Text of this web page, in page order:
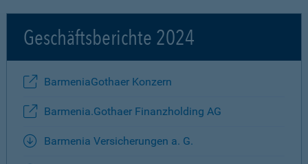
Geschäftsberichte 2024
BarmeniaGothaer Konzern
Barmenia.Gothaer Finanzholding AG
Barmenia Versicherungen a. G.